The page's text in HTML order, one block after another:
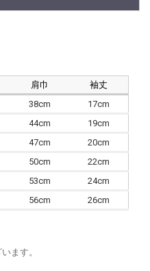
肩巾
袖丈
38cm
17cm
44cm
19cm
47cm
20cm
50cm
22cm
53cm
24cm
56cm 26cm
ます。